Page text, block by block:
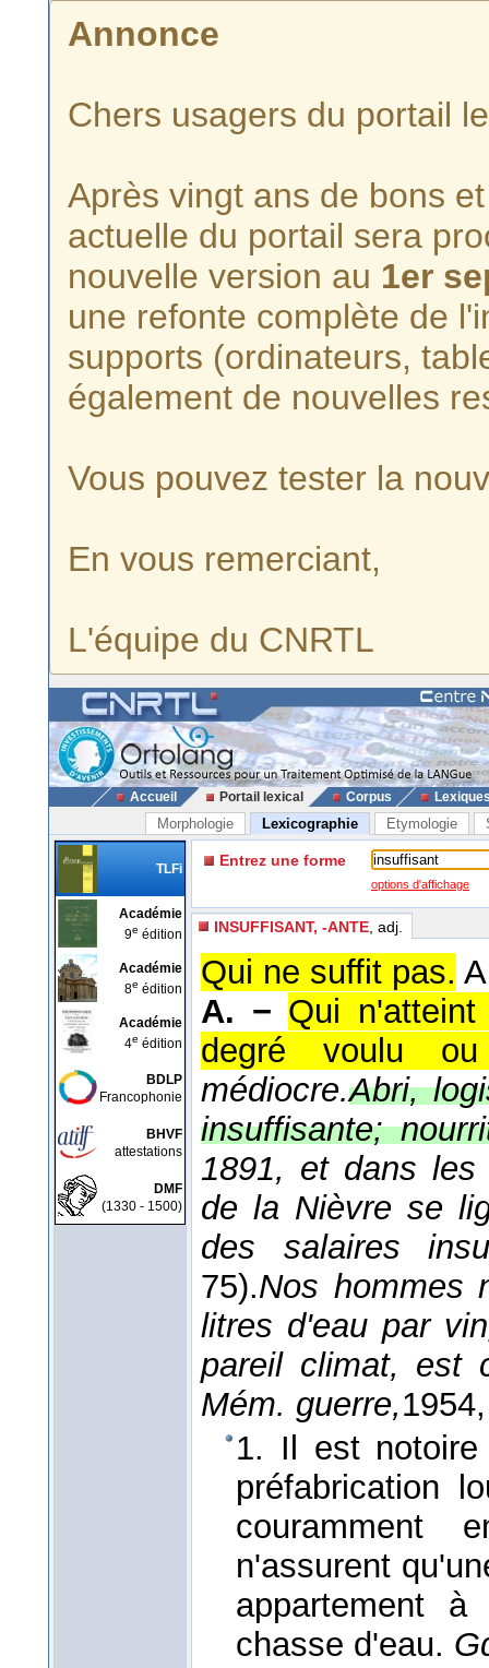
Annonce
Chers usagers du portail
Après vingt ans de bons
actuelle du portail sera
nouvelle version au 1er
une refonte complète de
supports (ordinateurs,
également de nouvelles
Vous pouvez tester la
En vous remerciant,
L'équipe du CNRTL
Accueil Portail lexical Corpus
Morphologie Lexicographie Etymologie
TLFi
Académie
9e édition
Académie
8e édition
Académie
4e édition
BDLP
Francophonie
BHVF
attestations
DMF
(1330 - 1500)
Entrez une forme
options d'affichage
INSUFFISANT, -ANTE , adj.
Qui ne suffit pas.
A. − Qui
degré voulu ou
médiocre.Abri,
insuffisante;
1891, et dans les
de la Nièvre se
des salaires
75).Nos hommes
litres d'eau par
pareil climat, est
Mém. guerre,1954
1. Il est
préfabrication
couramment
n'assurent
appartement
chasse d'eau.